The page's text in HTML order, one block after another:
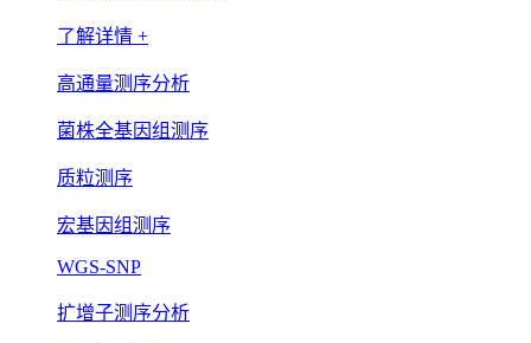
了解详情 +
高通量测序分析
菌株全基因组测序
质粒测序
宏基因组测序
WGS-SNP
扩增子测序分析